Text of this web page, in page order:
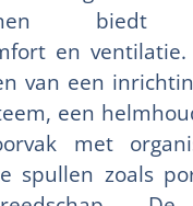
biedt
en
van een
een
met
spullen zoals